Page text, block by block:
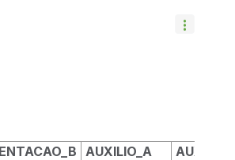
AUXILIO_A AUXILIO_B